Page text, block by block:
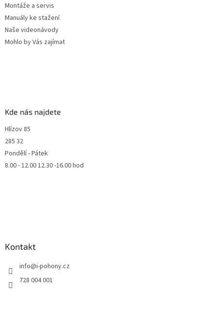
Montáže a servis
Manuály ke stažení
Naše videonávody
Mohlo by Vás zajímat
Kde nás najdete
Hlízov 85
285 32
Pondělí - Pátek
8.00 - 12.00 12.30 -16.00 hod
Kontakt
info@i-pohony.cz
728 004 001